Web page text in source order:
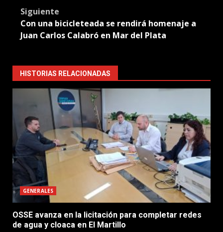
Siguiente
Con una bicicleteada se rendirá homenaje a
Juan Carlos Calabró en Mar del Plata
HISTORIAS RELACIONADAS
GENERALES
OSSE avanza en la licitación para completar redes
de agua y cloaca en El Martillo